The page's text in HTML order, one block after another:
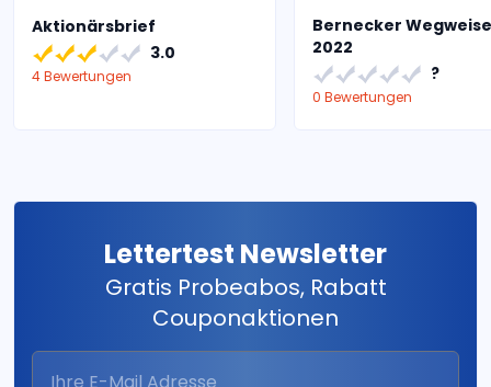
Aktionärsbrief
3.0
4 Bewertungen
Bernecker
2022
?
0 Bewertungen
Lettertest Newsletter
Gratis Probeabos, Rabatt
Couponaktionen